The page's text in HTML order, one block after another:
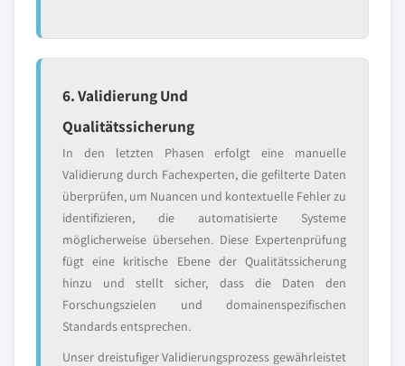
6. Validierung Und
Qualitätssicherung
In den letzten Phasen erfolgt eine manuelle
Validierung durch Fachexperten, die gefilterte Daten
überprüfen, um Nuancen und kontextuelle Fehler zu
identifizieren, die automatisierte Systeme
möglicherweise übersehen. Diese Expertenprüfung
fügt eine kritische Ebene der Qualitätssicherung
hinzu und stellt sicher, dass die Daten den
Forschungszielen und domainenspezifischen
Standards entsprechen.
Unser dreistufiger Validierungsprozess gewährleistet